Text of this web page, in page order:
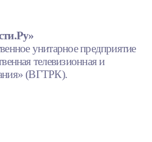
унитарное предприятие
телевизионная и
(ВГТРК).